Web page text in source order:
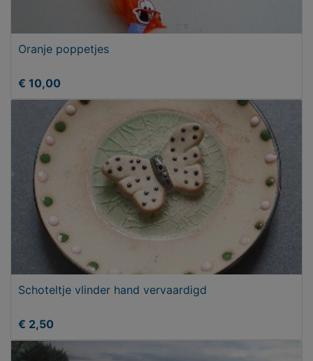
Oranje poppetjes
€ 10,00
Schoteltje vlinder hand vervaardigd
€ 2,50